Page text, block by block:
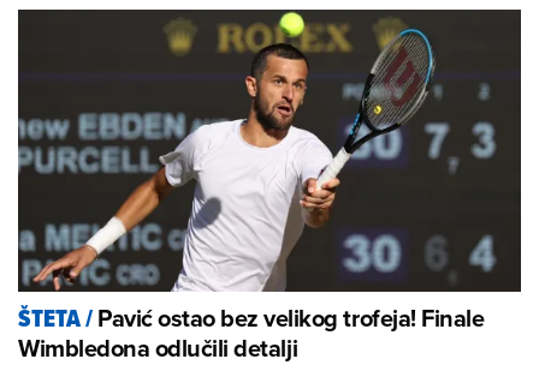
ŠTETA/Pavić ostao bez velikog trofeja! Finale
Wimbledona odlučili detalji